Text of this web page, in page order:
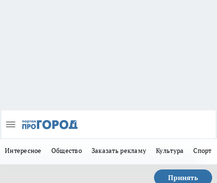
Интересное Общество Заказать рекламу Культура Спорт
Принять